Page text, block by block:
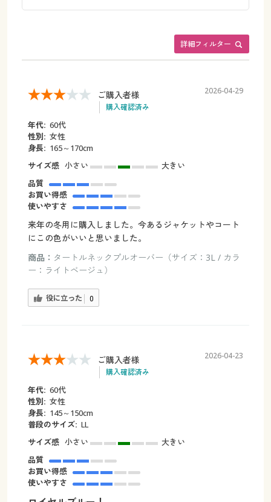
詳細フィルター
ご購入者様
購入確認済み
2026-04-29
年代: 60代
性別: 女性
身長: 165～170cm
サイズ感 小さい
大きい
品質
お買い得感
使いやすさ
来年の冬用に購入しました。今あるジャケットやコート
にこの色がいいと思いました。
商品： タートルネックプルオーバー（サイズ：3L / カラ
ー：ライトベージュ）
役に立った 0
ご購入者様
購入確認済み
2026-04-23
年代: 60代
性別: 女性
身長: 145～150cm
普段のサイズ: LL
サイズ感 小さい
大きい
品質
お買い得感
使いやすさ